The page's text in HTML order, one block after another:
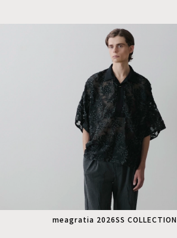
meagratia 2026SS COLLECTION